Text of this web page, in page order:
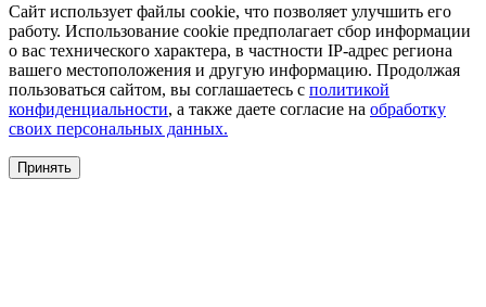
Сайт использует файлы cookie, что позволяет улучшить его
работу. Использование cookie предполагает сбор информации
о вас технического характера, в частности IP-адрес региона
вашего местоположения и другую информацию. Продолжая
пользоваться сайтом, вы соглашаетесь с политикой
конфиденциальности, а также даете согласие на обработку
своих персональных данных.
Принять